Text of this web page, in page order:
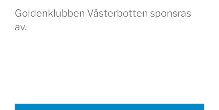
Goldenklubben Västerbotten sponsras
av.